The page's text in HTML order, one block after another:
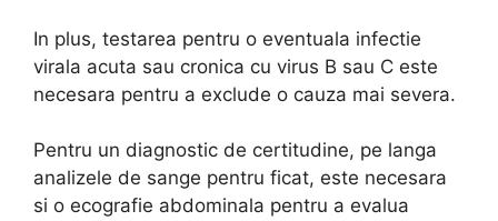
In plus, testarea pentru o eventuala infectie
virala acuta sau cronica cu virus B sau C este
necesara pentru a exclude o cauza mai severa.
Pentru un diagnostic de certitudine, pe langa
analizele de sange pentru ficat, este necesara
si o ecografie abdominala pentru a evalua